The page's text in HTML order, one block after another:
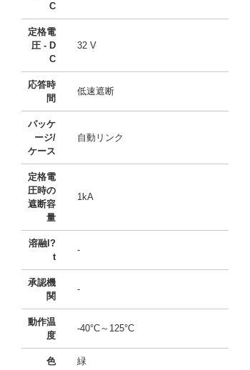
C
定格電
圧 - D
C
32 V
応答時
間
低速遮断
パッケ
ージ/
ケース
自動リンク
定格電
圧時の
遮断容
量
1kA
溶融I?
t
-
承認機
関
-
動作温
度
-40°C～125°C
色 緑